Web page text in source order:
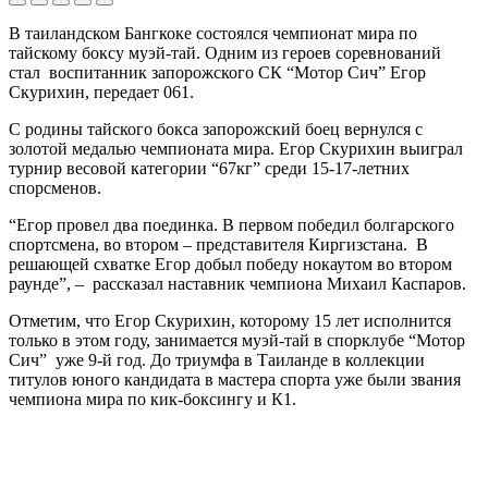
В таиландском Бангкоке состоялся чемпионат мира по
тайскому боксу муэй-тай. Одним из героев соревнований
стал воспитанник запорожского СК “Мотор Сич” Егор
Скурихин, передает 061.
С родины тайского бокса запорожский боец вернулся с
золотой медалью чемпионата мира. Егор Скурихин выиграл
турнир весовой категории “67кг” среди 15-17-летних
спорсменов.
“Егор провел два поединка. В первом победил болгарского
спортсмена, во втором – представителя Киргизстана. В
решающей схватке Егор добыл победу нокаутом во втором
раунде”, – рассказал наставник чемпиона Михаил Каспаров.
Отметим, что Егор Скурихин, которому 15 лет исполнится
только в этом году, занимается муэй-тай в спорклубе “Мотор
Сич” уже 9-й год. До триумфа в Таиланде в коллекции
титулов юного кандидата в мастера спорта уже были звания
чемпиона мира по кик-боксингу и К1.